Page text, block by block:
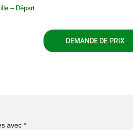
– Départ
DEMANDE DE PRIX
avec *